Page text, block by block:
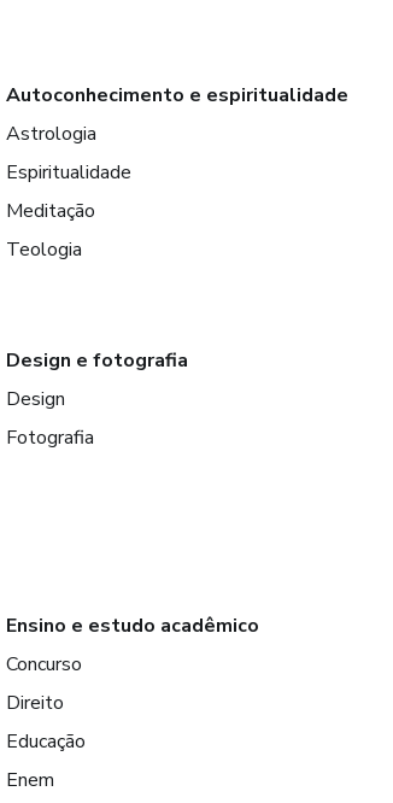
Autoconhecimento e espiritualidade
Astrologia
Espiritualidade
Meditação
Teologia
Design e fotografia
Design
Fotografia
Ensino e estudo acadêmico
Concurso
Direito
Educação
Enem